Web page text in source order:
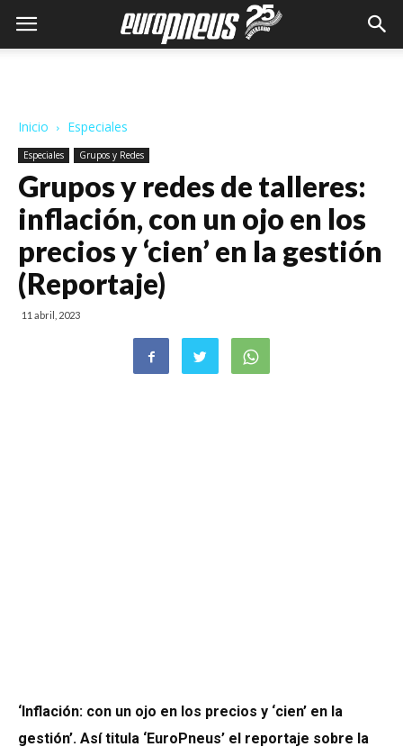
Inicio Especiales
Especiales Grupos y Redes
Grupos y redes de talleres:
inflación, con un ojo en los
precios y ‘cien’ en la gestión
(Reportaje)
11 abril, 2023
‘Inflación: con un ojo en los precios y ‘cien’ en la
gestión’. Así titula ‘EuroPneus’ el reportaje sobre la